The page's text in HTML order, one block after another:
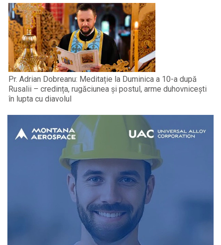
Pr. Adrian Dobreanu: Meditație la Duminica a 10-a după
Rusalii – credința, rugăciunea și postul, arme duhovnicești
în lupta cu diavolul